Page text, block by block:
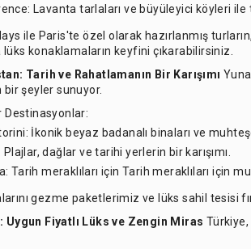
Lavanta tarlaları ve büyüleyici köyleri ile
ile Paris'te özel olarak hazırlanmış
konaklamaların keyfini çıkarabilirsiniz.
Tarih ve Rahatlamanın Bir Karışımı
bir şeyler sunuyor.
Destinasyonlar:
İkonik beyaz badanalı binaları ve
Plajlar, dağlar ve tarihi yerlerin bir karışımı.
Tarih meraklıları için Tarih meraklıları için
gezme paketlerimiz ve lüks sahil tesisi
Uygun Fiyatlı Lüks ve Zengin Miras Türkiye,